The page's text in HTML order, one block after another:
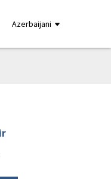
Azerbaijani